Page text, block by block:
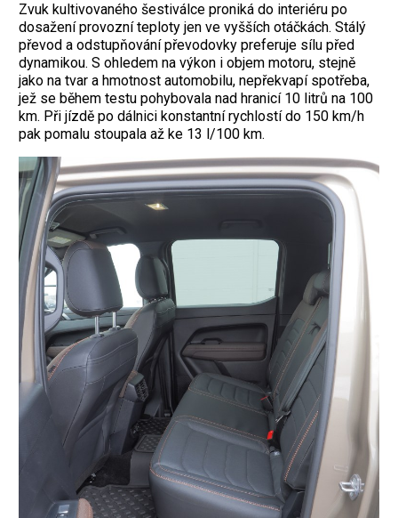
Zvuk kultivovaného šestiválce proniká do interiéru po
dosažení provozní teploty jen ve vyšších otáčkách. Stálý
převod a odstupňování převodovky preferuje sílu před
dynamikou. S ohledem na výkon i objem motoru, stejně
jako na tvar a hmotnost automobilu, nepřekvapí spotřeba,
jež se během testu pohybovala nad hranicí 10 litrů na 100
km. Při jízdě po dálnici konstantní rychlostí do 150 km/h
pak pomalu stoupala až ke 13 l/100 km.